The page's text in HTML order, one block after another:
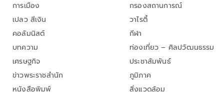
การเมือง
เปลว สีเงิน
คอลัมนิสต์
บทความ
เศรษฐกิจ
ข่าวพระราชสำนัก
หนังสือพิมพ์
กรองสถานการณ์
วาไรตี้
กีฬา
ท่องเที่ยว – ศิลปวัฒนธรรม
ประชาสัมพันธ์
ภูมิภาค
สิ่งแวดล้อม